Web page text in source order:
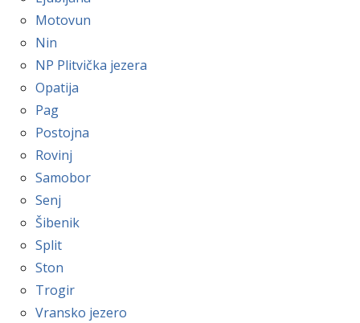
Motovun
Nin
NP Plitvička jezera
Opatija
Pag
Postojna
Rovinj
Samobor
Senj
Šibenik
Split
Ston
Trogir
Vransko jezero